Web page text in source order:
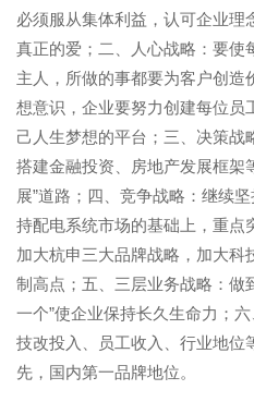
必须服从集体利益，认可企业理
真正的爱；二、人心战略：要使
主人，所做的事都要为客户创造
想意识，企业要努力创建每位员
己人生梦想的平台；三、决策战
搭建金融投资、房地产发展框架
展”道路；四、竞争战略：继续
持配电系统市场的基础上，重点
加大杭申三大品牌战略，加大科
制高点；五、三层业务战略：做
一个”使企业保持长久生命力；
技改投入、员工收入、行业地位
先，国内第一品牌地位。